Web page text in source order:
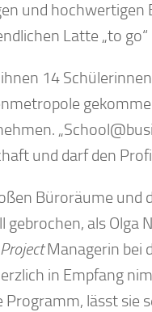
und hochwertigen
Latte „to go“
14
und darf den
Büroräume und
gebrochen, als Olga
Managerin bei
in Empfang
Programm, lässt sie